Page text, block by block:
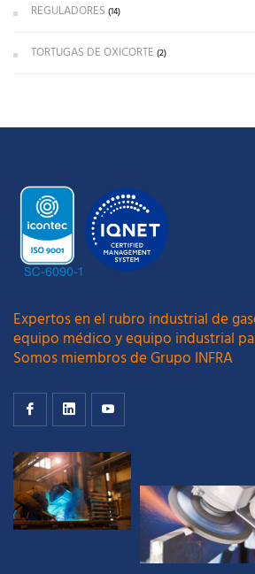
REGULADORES (14)
TORTUGAS DE OXICORTE (2)
Expertos en el rubro industrial de
equipo médico y equipo industrial
Somos miembros de Grupo INFRA